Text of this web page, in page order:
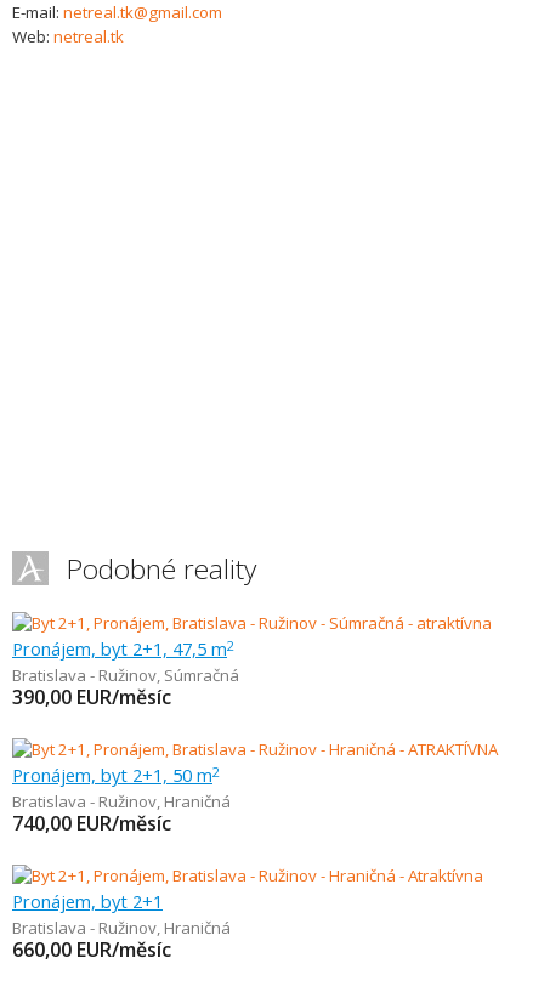
E-mail: netreal.tk@gmail.com
Web: netreal.tk
Podobné reality
Pronájem, byt 2+1, 47,5 m2
Bratislava - Ružinov, Súmračná
390,00 EUR/měsíc
Pronájem, byt 2+1, 50 m2
Bratislava - Ružinov, Hraničná
740,00 EUR/měsíc
Pronájem, byt 2+1
Bratislava - Ružinov, Hraničná
660,00 EUR/měsíc